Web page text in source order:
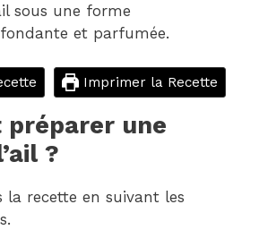
sous une forme
et parfumée.
Imprimer la Recette
préparer une
?
la recette en suivant les